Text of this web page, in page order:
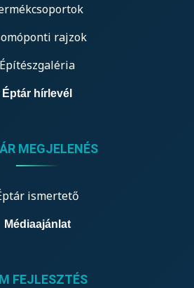
rajzok
Építészgaléria
Éptár hírlevél
MEGJELENÉS
ismertető
Médiaajánlat
FEJLESZTÉS